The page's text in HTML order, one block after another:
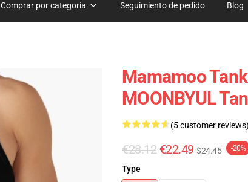
Comprar por categoría Seguimiento de pedido Blog
Mamamoo
MOONBYUL
(5 customer reviews)
€28.12 €22.49 $24.45 -20%
Type